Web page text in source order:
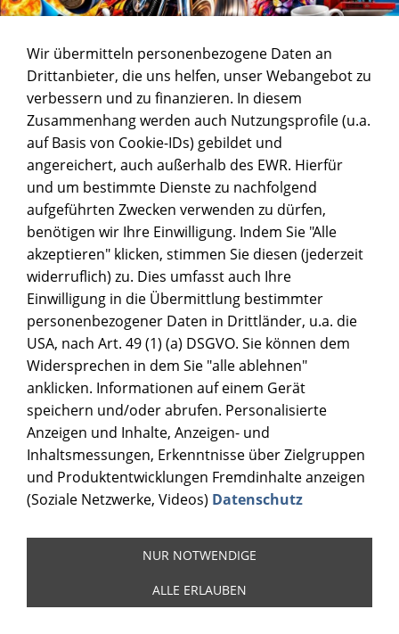
Wir übermitteln personenbezogene Daten an
Drittanbieter, die uns helfen, unser Webangebot zu
verbessern und zu finanzieren. In diesem
Zusammenhang werden auch Nutzungsprofile (u.a.
auf Basis von Cookie-IDs) gebildet und
angereichert, auch außerhalb des EWR. Hierfür
und um bestimmte Dienste zu nachfolgend
aufgeführten Zwecken verwenden zu dürfen,
benötigen wir Ihre Einwilligung. Indem Sie "Alle
akzeptieren" klicken, stimmen Sie diesen (jederzeit
widerruflich) zu. Dies umfasst auch Ihre
Einwilligung in die Übermittlung bestimmter
personenbezogener Daten in Drittländer, u.a. die
USA, nach Art. 49 (1) (a) DSGVO. Sie können dem
Widersprechen in dem Sie "alle ablehnen"
anklicken. Informationen auf einem Gerät
speichern und/oder abrufen. Personalisierte
Anzeigen und Inhalte, Anzeigen- und
Inhaltsmessungen, Erkenntnisse über Zielgruppen
und Produktentwicklungen Fremdinhalte anzeigen
(Soziale Netzwerke, Videos) Datenschutz
NUR NOTWENDIGE
ALLE ERLAUBEN